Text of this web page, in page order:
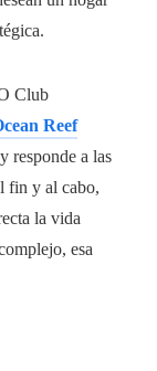
Club
Reef
responde a las
fin y al cabo,
la vida
esa